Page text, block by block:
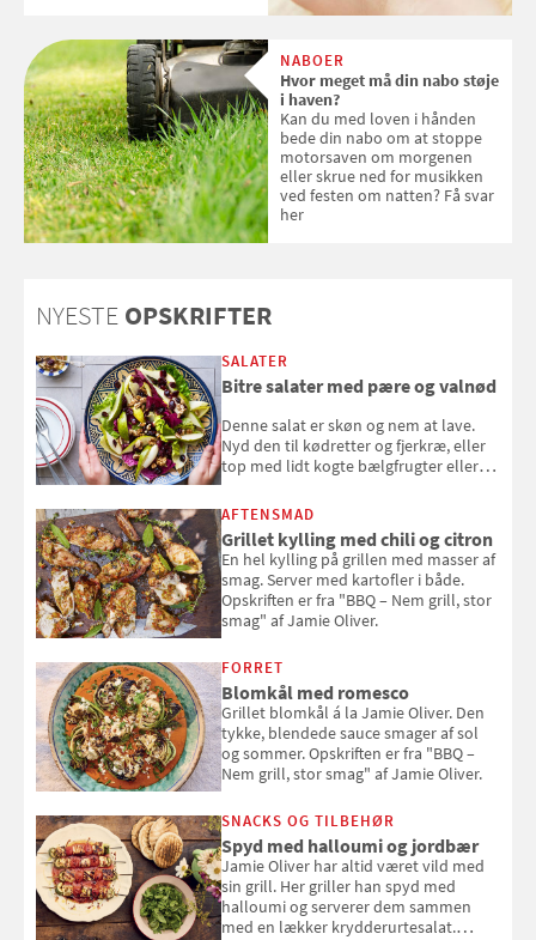
med SPF kan erstatte
solcreme, når man bevæger
sig ud i solen
NABOER
Hvor meget må din nabo støje
i haven?
Kan du med loven i hånden
bede din nabo om at stoppe
motorsaven om morgenen
eller skrue ned for musikken
ved festen om natten? Få svar
her
NYESTE OPSKRIFTER
SALATER
Bitre salater med pære og valnød
Denne salat er skøn og nem at lave.
Nyd den til kødretter og fjerkræ, eller
top med lidt kogte bælgfrugter eller
selvstændigt måltid. Opskriften er fra
Louisa Lorangs kogebog "Salat".
AFTENSMAD
Grillet kylling med chili og citron
En hel kylling på grillen med masser af
smag. Server med kartofler i både.
Opskriften er fra "BBQ – Nem grill, stor
smag" af Jamie Oliver.
FORRET
Blomkål med romesco
Grillet blomkål á la Jamie Oliver. Den
tykke, blendede sauce smager af sol
og sommer. Opskriften er fra "BBQ –
Nem grill, stor smag" af Jamie Oliver.
SNACKS OG TILBEHØR
Spyd med halloumi og jordbær
Jamie Oliver har altid været vild med
sin grill. Her griller han spyd med
halloumi og serverer dem sammen
med en lækker krydderurtesalat.